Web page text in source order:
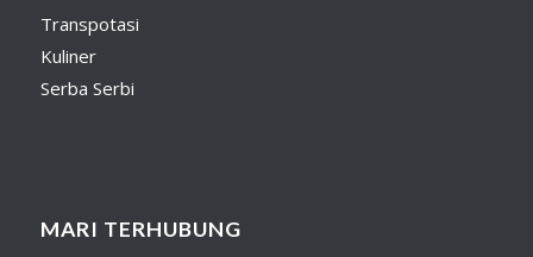
Transpotasi
Kuliner
Serba Serbi
MARI TERHUBUNG